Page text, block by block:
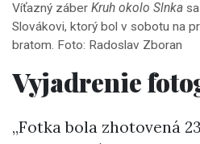
Víťazný záber Kruh okolo Slnka
Slovákovi, ktorý bol v sobotu na
bratom. Foto: Radoslav Zboran
Vyjadrenie
„Fotka bola zhotovená